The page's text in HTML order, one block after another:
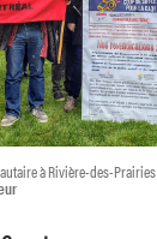
à Rivière-des-Prairies